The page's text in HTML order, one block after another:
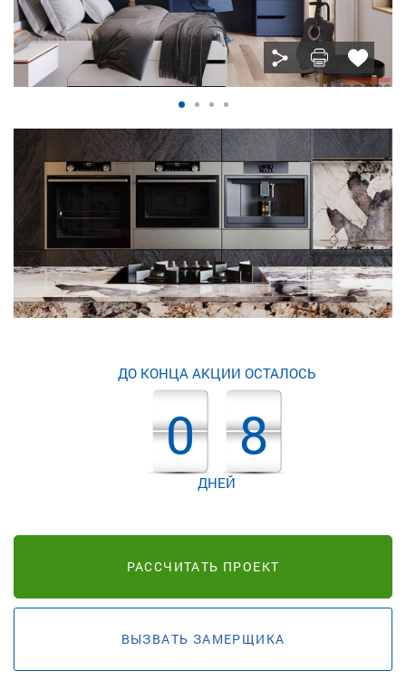
ДО КОНЦА АКЦИИ ОСТАЛОСЬ
0 8
ДНЕЙ
РАССЧИТАТЬ ПРОЕКТ
ВЫЗВАТЬ ЗАМЕРЩИКА